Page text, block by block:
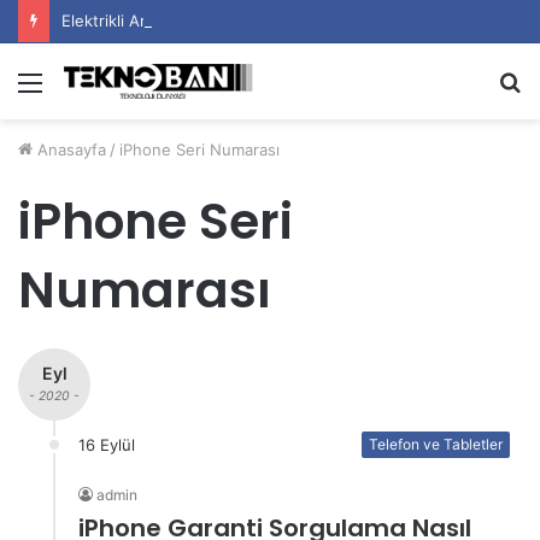
Elektrikli Araç Bataryalarının Ömrü Nasıl Uzatılır?
Menü
Anasayfa / iPhone Seri Numarası
iPhone Seri
Numarası
Eyl
- 2020 -
16 Eylül Telefon ve Tabletler
admin
iPhone Garanti Sorgulama Nasıl